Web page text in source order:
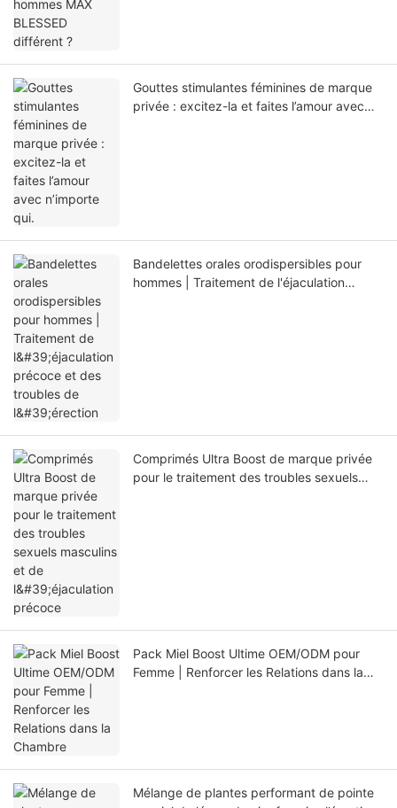
Gouttes stimulantes féminines de marque
privée : excitez-la et faites l’amour avec
Bandelettes orales orodispersibles pour
hommes | Traitement de l'éjaculation
Comprimés Ultra Boost de marque privée
pour le traitement des troubles sexuels
Pack Miel Boost Ultime OEM/ODM pour
Femme | Renforcer les Relations dans la
Mélange de plantes performant de pointe